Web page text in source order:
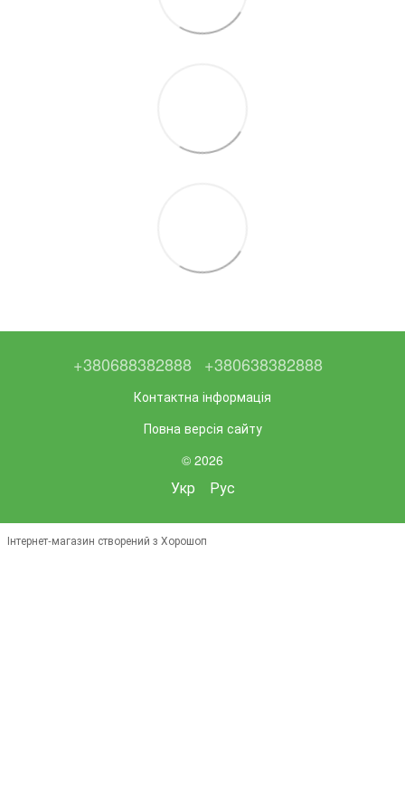
+380688382888 +380638382888
Контактна інформація
Повна версія сайту
© 2026
Укр Рус
Інтернет-магазин створений з Хорошоп